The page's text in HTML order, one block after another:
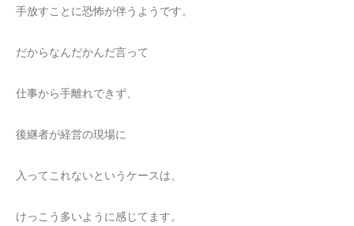
手放すことに恐怖が伴うようです。
だからなんだかんだ言って
仕事から手離れできず、
後継者が経営の現場に
入ってこれないというケースは、
けっこう多いように感じてます。